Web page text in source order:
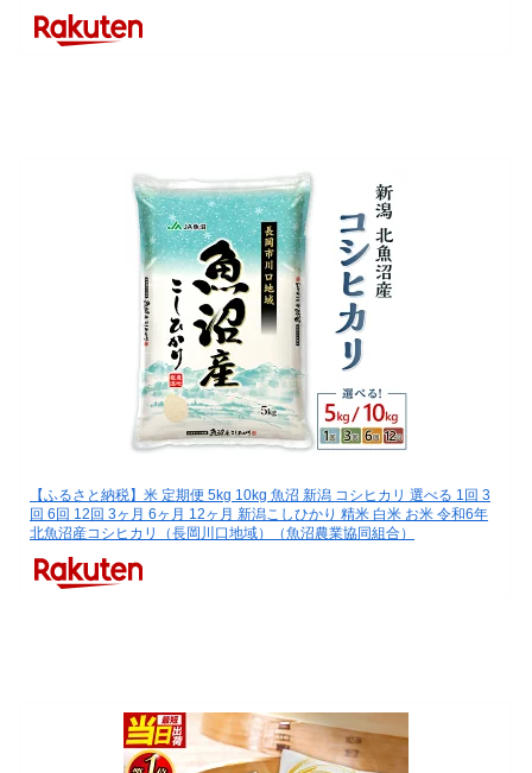
【ふるさと納税】米 定期便 5kg 10kg 魚沼 新潟 コシヒカリ 選べる 1回 3
回 6回 12回 3ヶ月 6ヶ月 12ヶ月 新潟こしひかり 精米 白米 お米 令和6年
北魚沼産コシヒカリ（長岡川口地域）（魚沼農業協同組合）